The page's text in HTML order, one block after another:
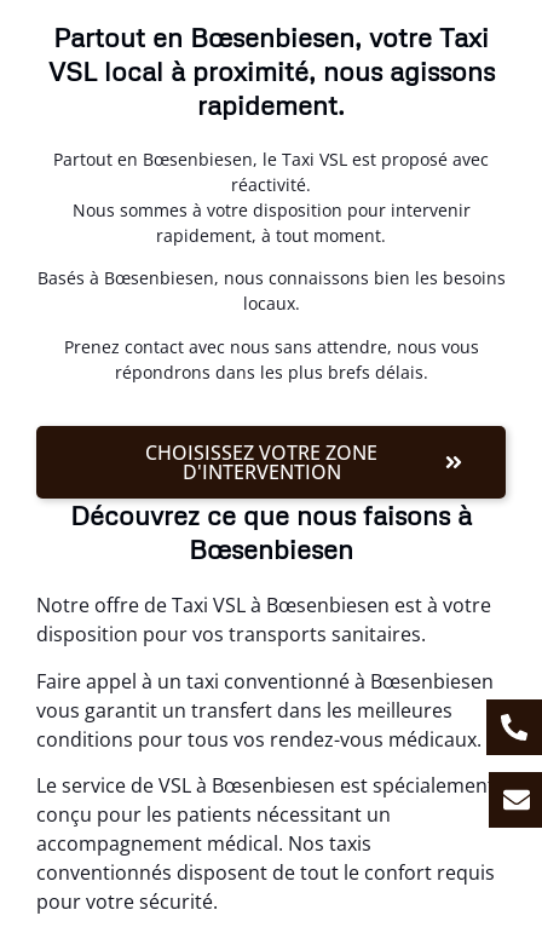
Partout en Bœsenbiesen, votre Taxi
VSL local à proximité, nous agissons
rapidement.
Partout en Bœsenbiesen, le Taxi VSL est proposé avec
réactivité.
Nous sommes à votre disposition pour intervenir
rapidement, à tout moment.
Basés à Bœsenbiesen, nous connaissons bien les besoins
locaux.
Prenez contact avec nous sans attendre, nous vous
répondrons dans les plus brefs délais.
CHOISISSEZ VOTRE ZONE
D'INTERVENTION
Découvrez ce que nous faisons à
Bœsenbiesen
Notre offre de Taxi VSL à Bœsenbiesen est à votre
disposition pour vos transports sanitaires.
Faire appel à un taxi conventionné à Bœsenbiesen
vous garantit un transfert dans les meilleures
conditions pour tous vos rendez-vous médicaux.
Le service de VSL à Bœsenbiesen est spécialement
conçu pour les patients nécessitant un
accompagnement médical. Nos taxis
conventionnés disposent de tout le confort requis
pour votre sécurité.